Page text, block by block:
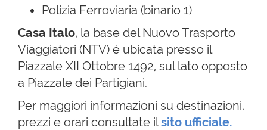
Polizia Ferroviaria (binario 1)
Casa Italo, la base del Nuovo Trasporto
Viaggiatori (NTV) è ubicata presso il
Piazzale XII Ottobre 1492, sul lato opposto
a Piazzale dei Partigiani.
Per maggiori informazioni su destinazioni,
prezzi e orari consultate ilsito ufficiale.